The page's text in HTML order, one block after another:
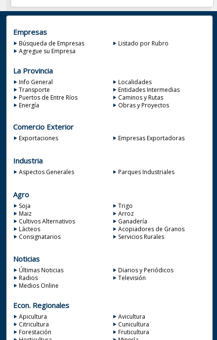
Empresas
Búsqueda de Empresas
Listado por Rubro
Agregue su Empresa
La Provincia
Info General
Localidades
Transporte
Entidades Intermedias
Puertos de Entre Ríos
Caminos y Rutas
Energía
Obras y Proyectos
Comercio Exterior
Exportaciones Empresas Exportadoras
Industria
Aspectos Generales Parques Industriales
Agro
Soja
Trigo
Maiz
Arroz
Cultivos Alternativos
Ganadería
Lácteos
Acopiadores de Granos
Consignatarios
Servicios Rurales
Noticias
Últimas Noticias
Diarios y Periódicos
Radios
Televisión
Medios Online
Econ. Regionales
Apicultura
Avicultura
Citricultura
Cunicultura
Forestación
Fruticultura